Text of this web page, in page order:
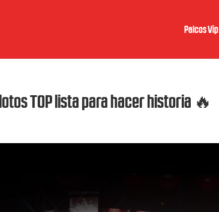
Palcos Vip
TOP lista para hacer historia 🔥